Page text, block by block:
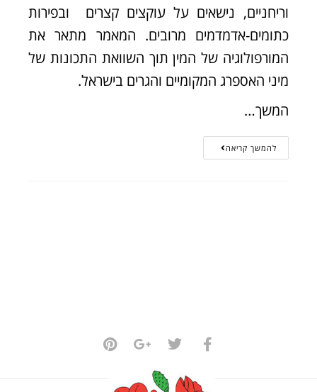
וריחניים, נישאים על עוקצים קצרים ובפירות
כתומים-אדמדמים מרובים. המאמר מתאר את
המורפולוגיה של המין תוך השוואת התכונות של
מיני האספרג המקומיים והגרים בישראל.
המשך…
להמשך קריאה